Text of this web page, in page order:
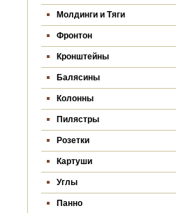
Молдинги и Тяги
Фронтон
Кронштейны
Балясины
Колонны
Пилястры
Розетки
Картуши
Углы
Панно